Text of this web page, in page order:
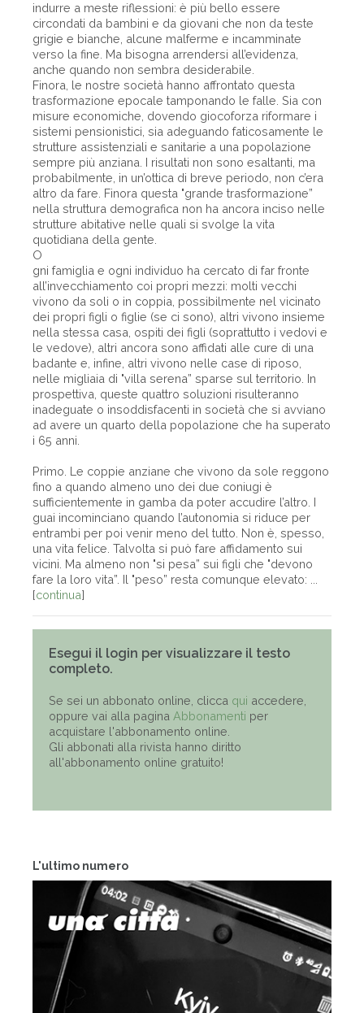
L'ultimo numero
indurre a meste riflessioni: è più bello essere
circondati da bambini e da giovani che non da teste
grigie e bianche, alcune malferme e incamminate
verso la fine. Ma bisogna arrendersi all’evidenza,
anche quando non sembra desiderabile.
Finora, le nostre società hanno affrontato questa
trasformazione epocale tamponando le falle. Sia con
misure economiche, dovendo giocoforza riformare i
sistemi pensionistici, sia adeguando faticosamente le
strutture assistenziali e sanitarie a una popolazione
sempre più anziana. I risultati non sono esaltanti, ma
probabilmente, in un’ottica di breve periodo, non c’era
altro da fare. Finora questa "grande trasformazione”
nella struttura demografica non ha ancora inciso nelle
strutture abitative nelle quali si svolge la vita
quotidiana della gente.
O
gni famiglia e ogni individuo ha cercato di far fronte
all’invecchiamento coi propri mezzi: molti vecchi
vivono da soli o in coppia, possibilmente nel vicinato
dei propri figli o figlie (se ci sono), altri vivono insieme
nella stessa casa, ospiti dei figli (soprattutto i vedovi e
le vedove), altri ancora sono affidati alle cure di una
badante e, infine, altri vivono nelle case di riposo,
nelle migliaia di "villa serena” sparse sul territorio. In
prospettiva, queste quattro soluzioni risulteranno
inadeguate o insoddisfacenti in società che si avviano
ad avere un quarto della popolazione che ha superato
i 65 anni.
Primo. Le coppie anziane che vivono da sole reggono
fino a quando almeno uno dei due coniugi è
sufficientemente in gamba da poter accudire l’altro. I
guai incominciano quando l’autonomia si riduce per
entrambi per poi venir meno del tutto. Non è, spesso,
una vita felice. Talvolta si può fare affidamento sui
vicini. Ma almeno non "si pesa” sui figli che "devono
fare la loro vita”. Il "peso” resta comunque elevato: ...
[continua]
Esegui il login per visualizzare il testo
completo.
Se sei un abbonato online, clicca qui accedere,
oppure vai alla pagina Abbonamenti per
acquistare l'abbonamento online.
Gli abbonati alla rivista hanno diritto
all'abbonamento online gratuito!